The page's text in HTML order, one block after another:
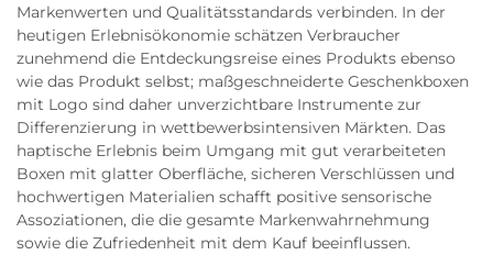
Markenwerten und Qualitätsstandards verbinden. In der
heutigen Erlebnisökonomie schätzen Verbraucher
zunehmend die Entdeckungsreise eines Produkts ebenso
wie das Produkt selbst; maßgeschneiderte Geschenkboxen
mit Logo sind daher unverzichtbare Instrumente zur
Differenzierung in wettbewerbsintensiven Märkten. Das
haptische Erlebnis beim Umgang mit gut verarbeiteten
Boxen mit glatter Oberfläche, sicheren Verschlüssen und
hochwertigen Materialien schafft positive sensorische
Assoziationen, die die gesamte Markenwahrnehmung
sowie die Zufriedenheit mit dem Kauf beeinflussen.